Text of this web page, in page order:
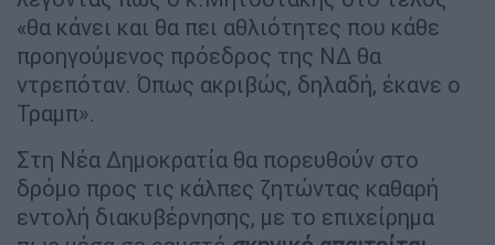
«θα κάνει και θα πει αθλιότητες που κάθε
προηγούμενος πρόεδρος της ΝΔ θα
ντρεπόταν. Όπως ακριβώς, δηλαδή, έκανε ο
Τραμπ».
Στη Νέα Δημοκρατία θα πορευθούν στο
δρόμο προς τις κάλπες ζητώντας καθαρή
εντολή διακυβέρνησης, με το επιχείρημα